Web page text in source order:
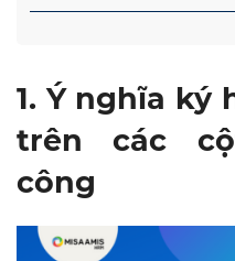
1. Ý nghĩa ký
trên các
công